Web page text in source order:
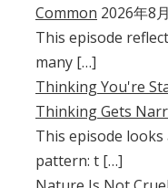
Common 2026年8
This episode
many […]
Thinking You're
Thinking Gets
This episode
pattern: t […]